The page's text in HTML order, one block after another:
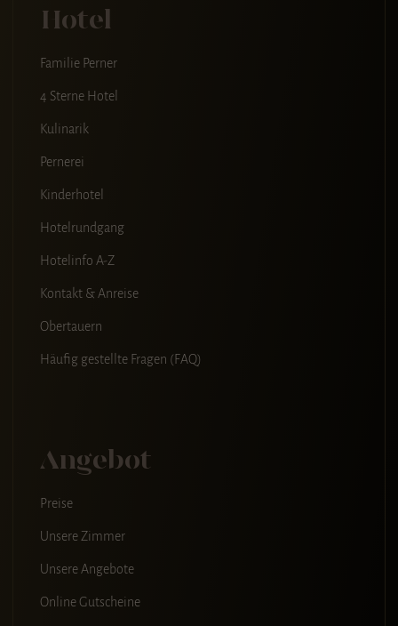
Hotel
Familie Perner
4 Sterne Hotel
Kulinarik
Pernerei
Kinderhotel
Hotelrundgang
Hotelinfo A-Z
Kontakt & Anreise
Obertauern
Häufig gestellte Fragen (FAQ)
Angebot
Preise
Unsere Zimmer
Unsere Angebote
Online Gutscheine